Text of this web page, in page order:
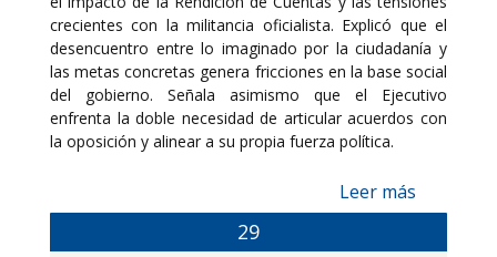
crecientes con la militancia oficialista. Explicó que el
desencuentro entre lo imaginado por la ciudadanía y
las metas concretas genera fricciones en la base social
del gobierno. Señala asimismo que el Ejecutivo
enfrenta la doble necesidad de articular acuerdos con
la oposición y alinear a su propia fuerza política.
Leer más
29